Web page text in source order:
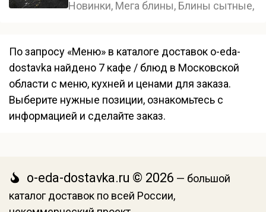
Новинки, Мега блины, Блины сытные,
По запросу «Меню» в каталоге доставок o-eda-
dostavka найдено 7 кафе / блюд в Московской
области с меню, кухней и ценами для заказа.
Выберите нужные позиции, ознакомьтесь с
информацией и сделайте заказ.
o-eda-dostavka.ru © 2026 — большой
каталог доставок по всей России,